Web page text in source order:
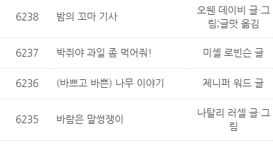
6238 밤의 꼬마 기사
오웬 데이비 글·그
림;글맛 옮김
6237 박쥐야 과일 좀 먹어줘! 미셸 로빈슨 글
6236 (바쁘고 바쁜) 나무 이야기 제니퍼 워드 글
6235 바람은 말썽쟁이
나탈리 러셀 글·그
림